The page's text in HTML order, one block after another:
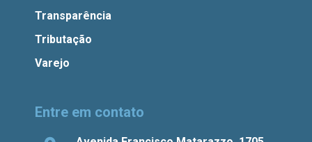
Transparência
Tributação
Varejo
Entre em contato